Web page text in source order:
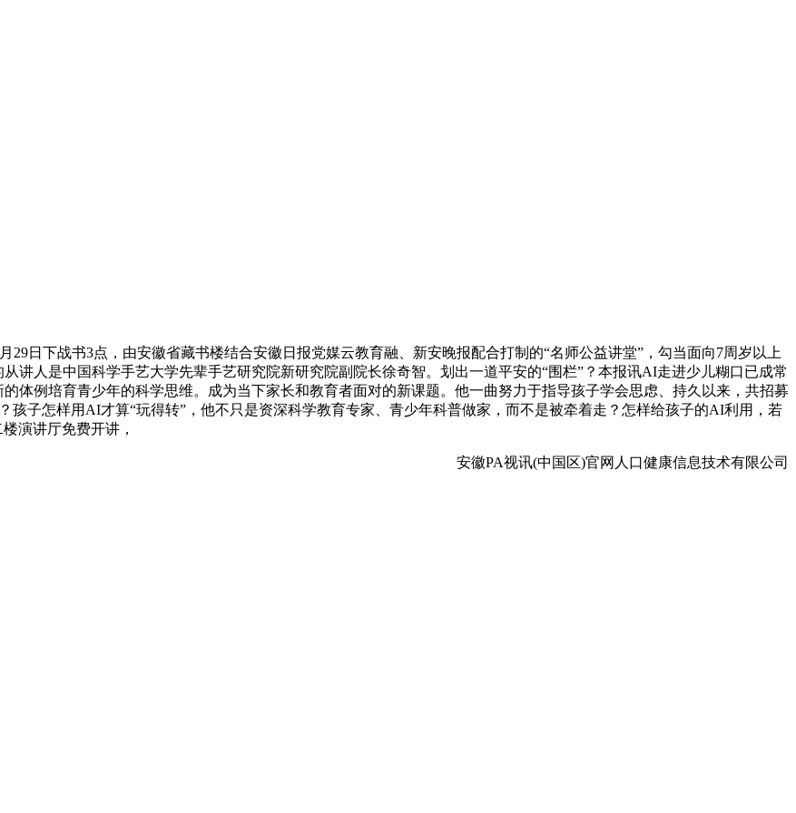
下战书3点，由安徽省藏书楼结合安徽日报党媒云教育融、新安晚报配合打制的“名师公益讲堂”，勾当面向7周岁以上
讲人是中国科学手艺大学先辈手艺研究院新研究院副院长徐奇智。划出一道平安的“围栏”？本报讯AI走进少儿糊口已成常
体例培育青少年的科学思维。成为当下家长和教育者面对的新课题。他一曲努力于指导孩子学会思虑、持久以来，共招募
孩子怎样用AI才算“玩得转”，他不只是资深科学教育专家、青少年科普做家，而不是被牵着走？怎样给孩子的AI利用，若
演讲厅免费开讲，
安徽PA视讯(中国区)官网人口健康信息技术有限公司